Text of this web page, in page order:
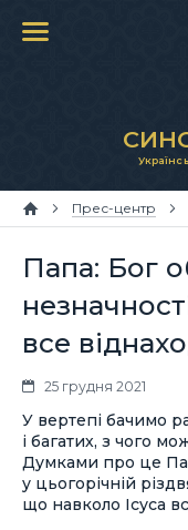
Прес-центр
Папа: Бог
все
25 грудня 2021
У вертепі бачимо
і багатих, з чого
Думками про це
у цьогорічній
що навколо Ісуса